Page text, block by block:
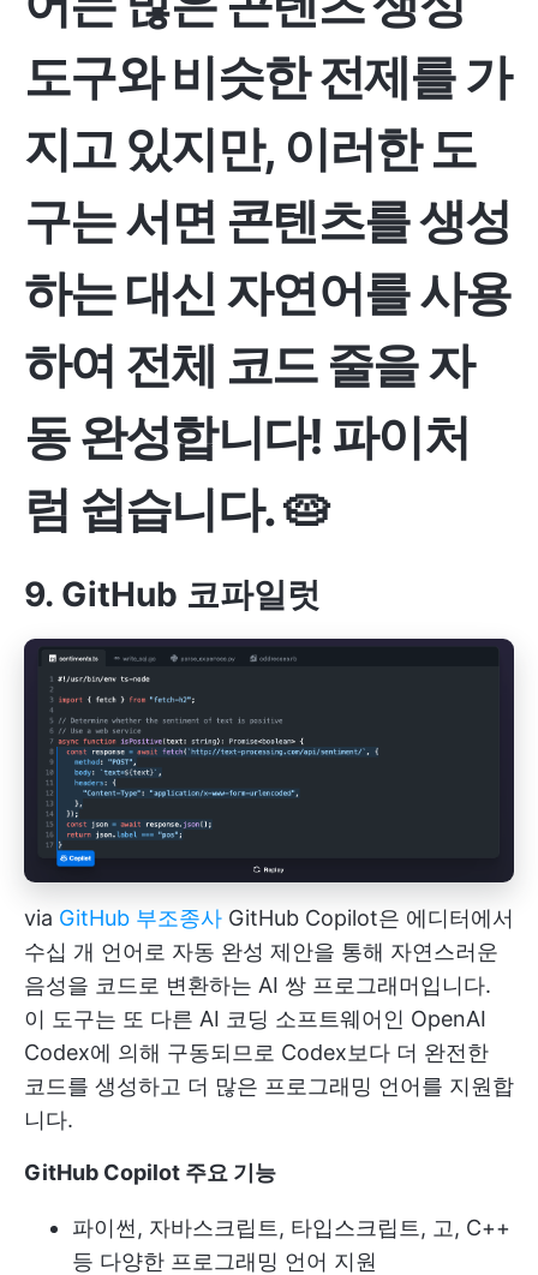
도구와 비슷한 전제를 가
지고 있지만, 이러한 도
구는 서면 콘텐츠를 생성
하는 대신 자연어를 사용
하여 전체 코드 줄을 자
동 완성합니다! 파이처
럼 쉽습니다. 🥧
9. GitHub 코파일럿
via GitHub 부조종사 GitHub Copilot은 에디터에서
수십 개 언어로 자동 완성 제안을 통해 자연스러운
음성을 코드로 변환하는 AI 쌍 프로그래머입니다.
이 도구는 또 다른 AI 코딩 소프트웨어인 OpenAI
Codex에 의해 구동되므로 Codex보다 더 완전한
코드를 생성하고 더 많은 프로그래밍 언어를 지원합
니다.
GitHub Copilot 주요 기능
파이썬, 자바스크립트, 타입스크립트, 고, C++
등 다양한 프로그래밍 언어 지원